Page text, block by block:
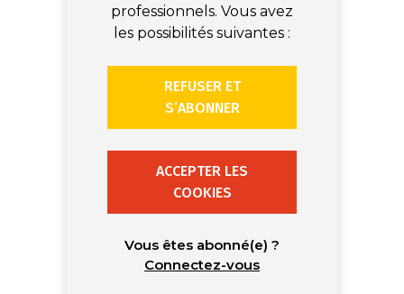
professionnels. Vous avez
les possibilités suivantes :
REFUSER ET
S’ABONNER
ACCEPTER LES
COOKIES
Vous êtes abonné(e) ?
Connectez-vous